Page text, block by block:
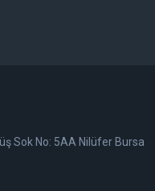
Sok No: 5AA Nilüfer Bursa